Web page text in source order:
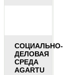
СОЦИАЛЬНО-
ДЕЛОВАЯ
СРЕДА
AGARTU